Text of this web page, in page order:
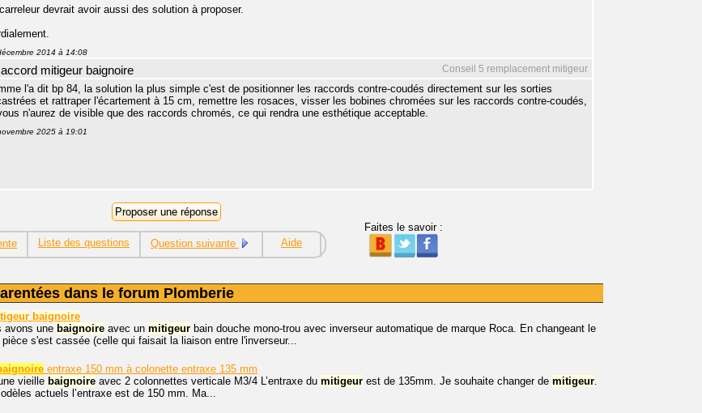
devrait avoir aussi des solution à proposer.
2014 à 14:08
Conseil 5 remplacement mitigeur
mitigeur baignoire
l'a dit bp 84, la solution la plus simple c'est de positionner les raccords contre-coudés directement sur les sorties
et rattraper l'écartement à 15 cm, remettre les rosaces, visser les bobines chromées sur les raccords contre-coudés,
n'aurez de visible que des raccords chromés, ce qui rendra une esthétique acceptable.
2025 à 19:01
Liste des questions Question suivante Aide
Faites le savoir :
dans le forum Plomberie
baignoire
avons une baignoire avec un mitigeur bain douche mono-trou avec inverseur automatique de marque Roca. En changeant le
s'est cassée (celle qui faisait la liaison entre l'inverseur...
entraxe 150 mm à colonette entraxe 135 mm
vieille baignoire avec 2 colonnettes verticale M3/4 L’entraxe du mitigeur est de 135mm. Je souhaite changer de mitigeur.
actuels l’entraxe est de 150 mm. Ma...